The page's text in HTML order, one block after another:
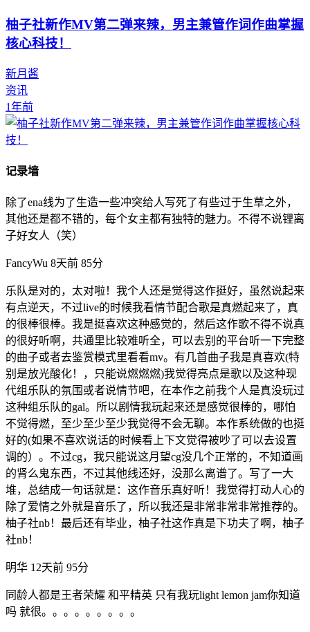
柚子社新作MV第二弹来辣，男主兼管作词作曲掌握
核心科技！
新月酱
资讯
1年前
记录墙
除了ena线为了生造一些冲突给人写死了有些过于生草之外，
其他还是都不错的，每个女主都有独特的魅力。不得不说锂离
子好女人（笑）
FancyWu 8天前 85分
乐队是对的，太对啦！我个人还是觉得这作挺好，虽然说起来
有点逆天，不过live的时候我看情节配合歌是真燃起来了，真
的很棒很棒。我是挺喜欢这种感觉的，然后这作歌不得不说真
的很好听啊，共通里比较难听全，可以去别的平台听一下完整
的曲子或者去鉴赏模式里看看mv。有几首曲子我是真喜欢(特
别是放光酸化！，只能说燃燃燃)我觉得亮点是歌以及这种现
代组乐队的氛围或者说情节吧，在本作之前我个人是真没玩过
这种组乐队的gal。所以剧情我玩起来还是感觉很棒的，哪怕
不觉得燃，至少至少至少我觉得不会无聊。本作系统做的也挺
好的(如果不喜欢说话的时候看上下文觉得被吵了可以去设置
调的）。不过cg，我只能说这月望cg没几个正常的，不知道画
的肾么鬼东西，不过其他线还好，没那么离谱了。写了一大
堆，总结成一句话就是：这作音乐真好听！我觉得打动人心的
除了爱情之外就是音乐了，所以我还是非常非常非常推荐的。
柚子社nb！最后还有毕业，柚子社这作真是下功夫了啊，柚子
社nb！
明华 12天前 95分
同龄人都是王者荣耀 和平精英 只有我玩light lemon jam你知道
吗 就很。。。。。。。。。